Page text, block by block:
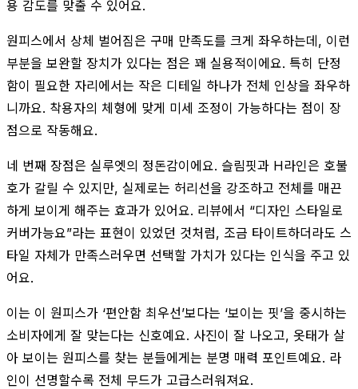
용 감도를 맞출 수 있어요.
원피스에서 상체 벌어짐은 구매 만족도를 크게 좌우하는데, 이런
부분을 보완할 장치가 있다는 점은 꽤 실용적이에요. 특히 단정
함이 필요한 자리에서는 작은 디테일 하나가 전체 인상을 좌우하
니까요. 착용자의 체형에 맞게 미세 조정이 가능하다는 점이 장
점으로 작동해요.
네 번째 장점은 실루엣의 정돈감이에요. 슬림핏과 H라인은 호불
호가 갈릴 수 있지만, 실제로는 허리선을 강조하고 전체를 매끈
하게 보이게 해주는 효과가 있어요. 리뷰에서 “디자인 스타일로
커버가능요”라는 표현이 있었던 것처럼, 조금 타이트하더라도 스
타일 자체가 만족스러우면 선택할 가치가 있다는 인식을 주고 있
어요.
이는 이 원피스가 ‘편안함 최우선’보다는 ‘보이는 핏’을 중시하는
소비자에게 잘 맞는다는 신호예요. 사진이 잘 나오고, 옷태가 살
아 보이는 원피스를 찾는 분들에게는 분명 매력 포인트예요. 라
인이 선명할수록 전체 무드가 고급스러워져요.